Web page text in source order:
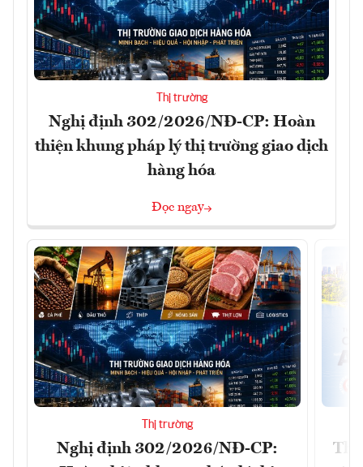
Thị trường
Nghị định 302/2026/NĐ-CP: Hoàn
thiện khung pháp lý thị trường giao dịch
hàng hóa
Đọc ngay
Thị trường
Nghị định 302/2026/NĐ-CP: